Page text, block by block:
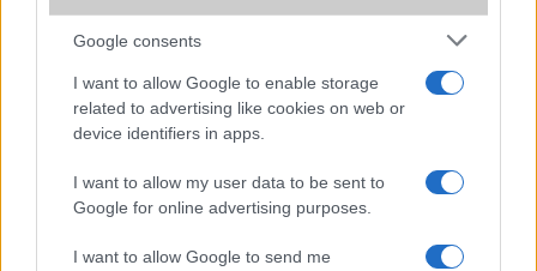
Google consents
I want to allow Google to enable storage
related to advertising like cookies on web or
device identifiers in apps.
I want to allow my user data to be sent to
Google for online advertising purposes.
I want to allow Google to send me
Vissza kell szorítani a mobilok feketekereskedelmét
Tízmillió: Samsung Galaxy S4 rekord